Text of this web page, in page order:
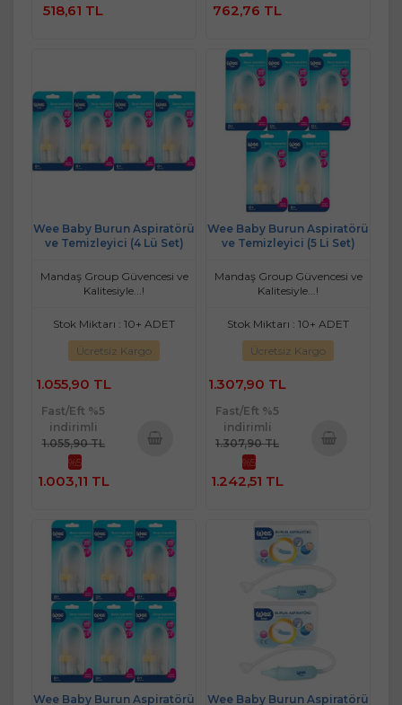
518,61 TL 762,76 TL
Wee Baby Burun Aspiratörü
ve Temizleyici (4 Lü Set)
Mandaş Group Güvencesi ve
Kalitesiyle...!
Stok Miktarı : 10+ ADET
Ücretsiz Kargo
1.055,90 TL
Fast/Eft %5
indirimli
1.055,90 TL
%5
1.003,11 TL
Wee Baby Burun Aspiratörü
ve Temizleyici (5 Li Set)
Mandaş Group Güvencesi ve
Kalitesiyle...!
Stok Miktarı : 10+ ADET
Ücretsiz Kargo
1.307,90 TL
Fast/Eft %5
indirimli
1.307,90 TL
%5
1.242,51 TL
Wee Baby Burun Aspiratörü
Wee Baby Burun Aspiratörü